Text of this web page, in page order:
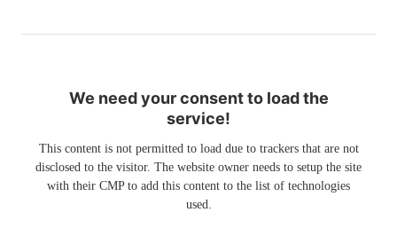
We need your consent to load the
service!
This content is not permitted to load due to trackers that are not
disclosed to the visitor. The website owner needs to setup the site
with their CMP to add this content to the list of technologies
used.